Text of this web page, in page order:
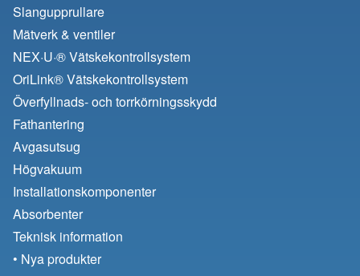
Slangupprullare
Mätverk & ventiler
NEX·U·® Vätskekontrollsystem
OriLink® Vätskekontrollsystem
Överfyllnads- och torrkörningsskydd
Fathantering
Avgasutsug
Högvakuum
Installationskomponenter
Absorbenter
Teknisk information
• Nya produkter